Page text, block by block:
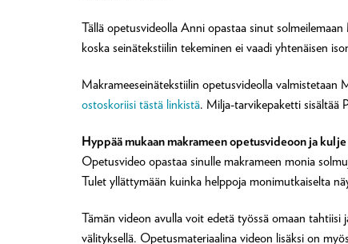
Tällä opetusvideolla Anni opastaa sinut
koska seinätekstiilin tekeminen ei vaadi yhtenäisen
Makrameeseinätekstiilin opetusvideolla
ostoskoriisi tästä linkistä. Milja-tarvikepaketti sisältää
Hyppää mukaan makrameen opetusvideoon ja
Opetusvideo opastaa sinulle makrameen monia
Tulet yllättymään kuinka helppoja monimutkaiselta
Tämän videon avulla voit edetä työssä omaan
välityksellä. Opetusmateriaalina videon lisäksi on